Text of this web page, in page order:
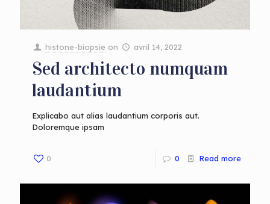
histone-biopsie on avril 14, 2022
Sed architecto numquam
laudantium
Explicabo aut alias laudantium corporis aut.
Doloremque ipsam
0 0 Read more